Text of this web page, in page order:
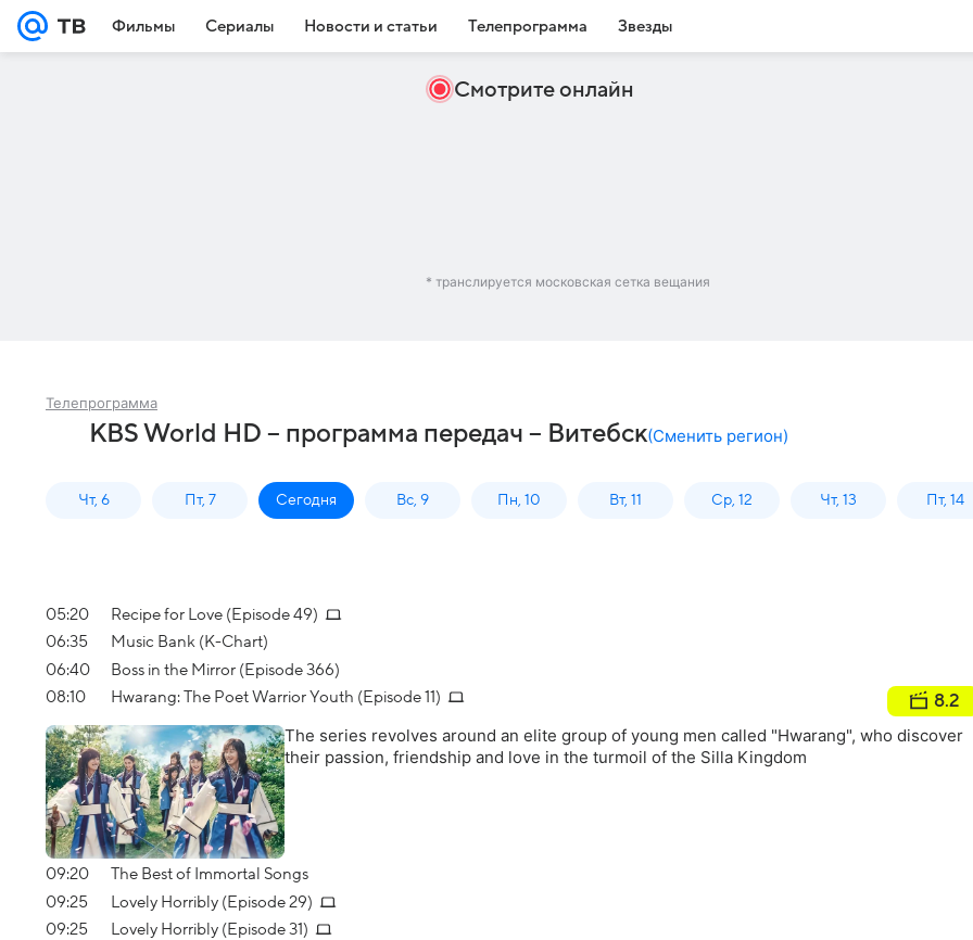
Фильмы Сериалы Новости и статьи Телепрограмма Звезды
Смотрите онлайн
* транслируется московская сетка вещания
Телепрограмма
KBS World HD – программа передач – Витебск(Сменить регион)
Чт, 6 Пт, 7 Сегодня Вс, 9 Пн, 10 Вт, 11 Ср, 12 Чт, 13 Пт, 14
05:20
Recipe for Love (Episode 49)
06:35
Music Bank (K-Chart)
06:40
Boss in the Mirror (Episode 366)
08:10
Hwarang: The Poet Warrior Youth (Episode 11) 8.2
The series revolves around an elite group of young men called "Hwarang", who discover
their passion, friendship and love in the turmoil of the Silla Kingdom
09:20
The Best of Immortal Songs
09:25
Lovely Horribly (Episode 29)
09:25
Lovely Horribly (Episode 31)